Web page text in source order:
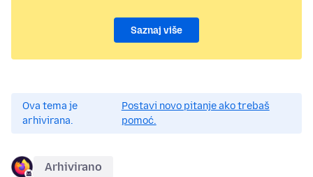
Saznaj više
Ova tema je
arhivirana.
Postavi novo pitanje ako trebaš
pomoć.
Arhivirano